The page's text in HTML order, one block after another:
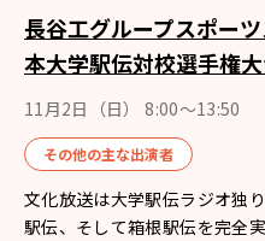
長谷工グループスポー
本大学駅伝対校選手権
11月2日（日） 8:00〜13:50
その他の主な出演者
文化放送は大学駅伝ラジオ独
駅伝、そして箱根駅伝を完全